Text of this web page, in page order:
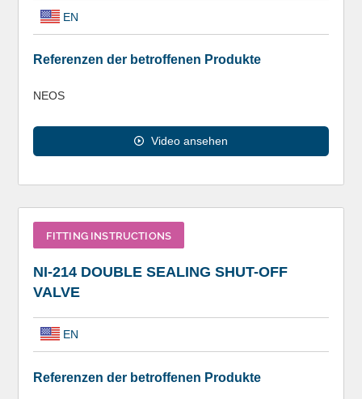
EN
Referenzen der betroffenen Produkte
NEOS
Video ansehen
FITTING INSTRUCTIONS
NI-214 DOUBLE SEALING SHUT-OFF
VALVE
EN
Referenzen der betroffenen Produkte